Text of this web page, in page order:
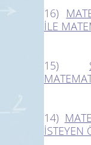
16)
İLE
15)
14)
İSTEYEN